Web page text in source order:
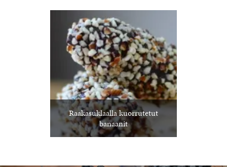
Raakasuklaalla kuorrutetut
banaanit